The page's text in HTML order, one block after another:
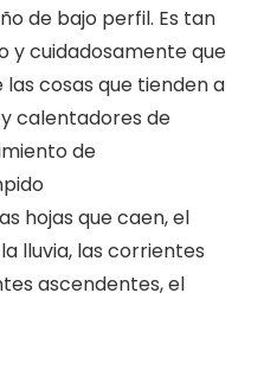
de bajo perfil. Es tan
y cuidadosamente que
cosas que tienden a
calentadores de
de
hojas que caen, el
lluvia, las corrientes
ascendentes, el